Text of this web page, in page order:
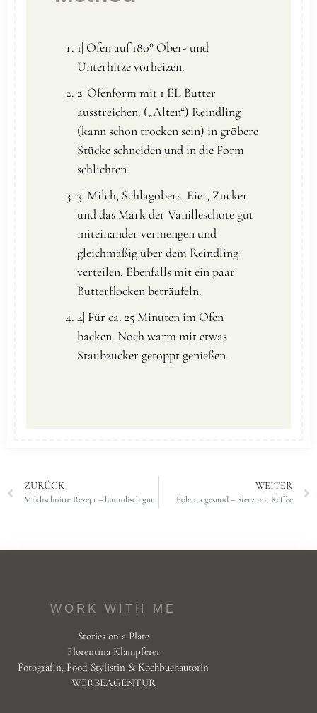
1| Ofen auf 180° Ober- und
Unterhitze vorheizen.
2| Ofenform mit 1 EL Butter
ausstreichen. („Alten“) Reindling
(kann schon trocken sein) in gröbere
Stücke schneiden und in die Form
schlichten.
3| Milch, Schlagobers, Eier, Zucker
und das Mark der Vanilleschote gut
miteinander vermengen und
gleichmäßig über dem Reindling
verteilen. Ebenfalls mit ein paar
Butterflocken beträufeln.
4| Für ca. 25 Minuten im Ofen
backen. Noch warm mit etwas
Staubzucker getoppt genießen.
ZURÜCK
Milchschnitte Rezept – himmlisch gut
WEITER
Polenta gesund – Sterz mit Kaffee
WORK WITH ME
Stories on a Plate
Florentina Klampferer
Fotografin, Food Stylistin & Kochbuchautorin
WERBEAGENTUR